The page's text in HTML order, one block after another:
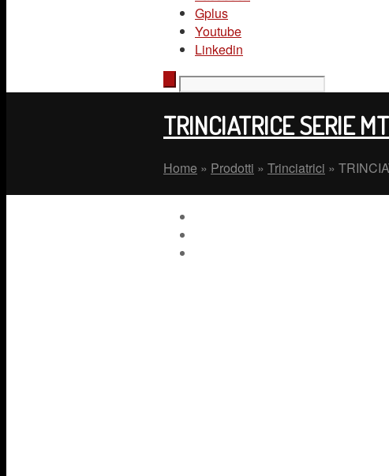
Gplus
Youtube
Linkedin
TRINCIATRICE SERIE
Home » Prodotti » Trinciatrici »